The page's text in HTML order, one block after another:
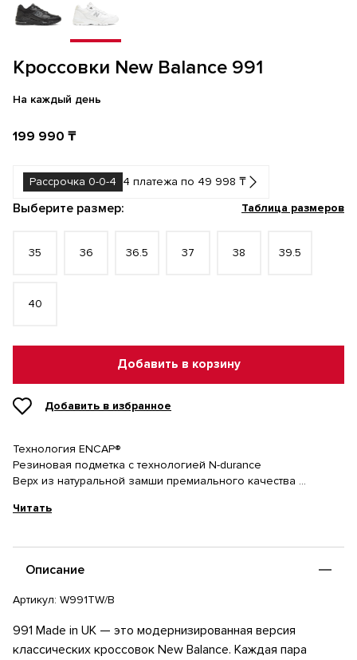
Кроссовки New Balance 991
На каждый день
199 990 ₸
Рассрочка 0-0-4 4 платежа по 49 998 ₸
Выберите размер: Таблица размеров
35 36 36.5 37 38 39.5
40
Добавить в корзину
Добавить в избранное
Технология ENCAP®
Резиновая подметка с технологией N-durance
Верх из натуральной замши премиального качества
Полиуретановые стабилизирующие детали
Состав: Полиэстер, Полиуретан, Натуральная кожа — корова
Читать
Описание
Артикул: W991TW/B
991 Made in UK — это модернизированная версия
классических кроссовок New Balance. Каждая пара